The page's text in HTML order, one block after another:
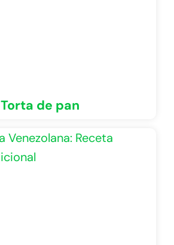
Torta de pan